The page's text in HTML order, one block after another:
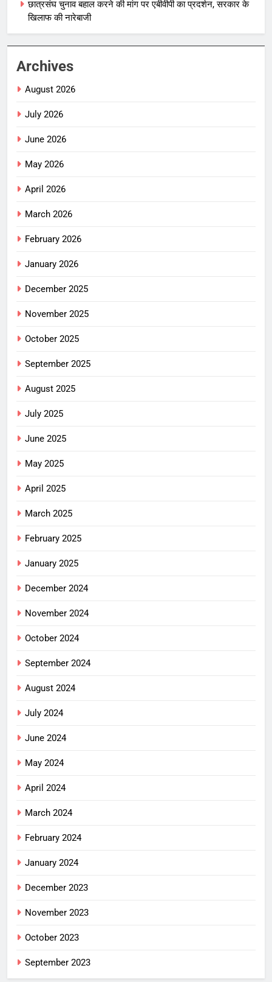
छात्रसंघ चुनाव बहाल करने की मांग पर एबीवीपी का प्रदर्शन, सरकार के
खिलाफ की नारेबाजी
Archives
August 2026
July 2026
June 2026
May 2026
April 2026
March 2026
February 2026
January 2026
December 2025
November 2025
October 2025
September 2025
August 2025
July 2025
June 2025
May 2025
April 2025
March 2025
February 2025
January 2025
December 2024
November 2024
October 2024
September 2024
August 2024
July 2024
June 2024
May 2024
April 2024
March 2024
February 2024
January 2024
December 2023
November 2023
October 2023
September 2023